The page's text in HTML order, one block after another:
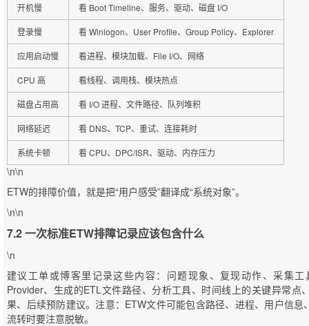
开机慢 看 Boot Timeline、服务、驱动、磁盘 I/O
登录慢 看 Winlogon、User Profile、Group Policy、Explorer
应用启动慢 看进程、模块加载、File I/O、网络
CPU 高 看线程、调用栈、模块热点
磁盘占用高 看 I/O 进程、文件路径、队列堆积
网络延迟 看 DNS、TCP、重试、连接耗时
系统卡顿 看 CPU、DPC/ISR、驱动、内存压力
\n\n
ETW的排障价值，就是把“用户感受”翻译成“系统对象”。
\n\n
7.2 一次标准ETW排障记录应该包含什么
\n
建议工单或博客里记录这些内容：问题现象、复现动作、采集
Provider、生成的ETL文件路径、分析工具、时间线上的关键异常点
果、后续预防建议。注意：ETW文件可能包含路径、进程、用户信
流转时要注意脱敏。